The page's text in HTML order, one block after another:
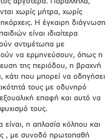
χωρίς μήτρα, χωρίς
Η έγκαιρη διάγνωση
είναι ιδιαίτερα
αντιμέτωπα με
να ερμηνεύσουν, όπως η
της περιόδου, η βραχνή
που μπορεί να οδηγήσει
τους με οδυνηρό
επαφή και αυτό να
ψυχισμό τους.
είναι, η απλασία κόλπου και
, με συνοδό πρωτοπαθή